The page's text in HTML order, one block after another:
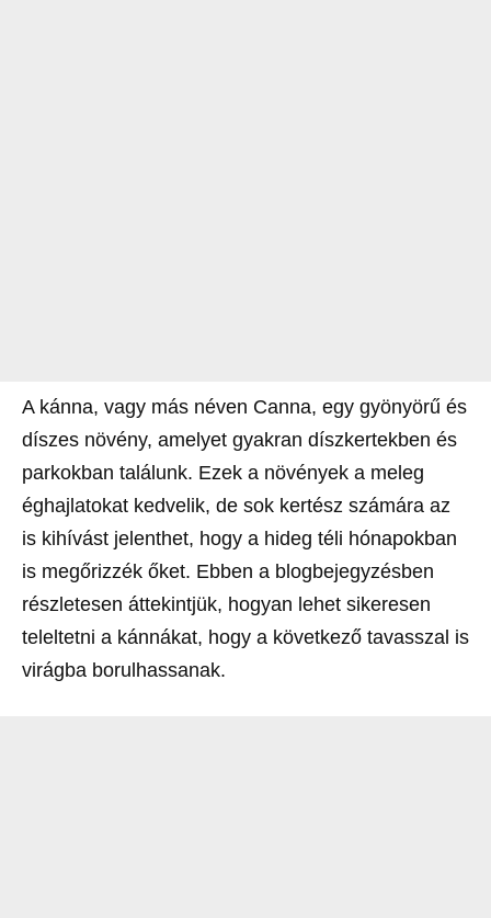
A kánna, vagy más néven Canna, egy gyönyörű és
díszes növény, amelyet gyakran díszkertekben és
parkokban találunk. Ezek a növények a meleg
éghajlatokat kedvelik, de sok kertész számára az
is kihívást jelenthet, hogy a hideg téli hónapokban
is megőrizzék őket. Ebben a blogbejegyzésben
részletesen áttekintjük, hogyan lehet sikeresen
teleltetni a kánnákat, hogy a következő tavasszal is
virágba borulhassanak.